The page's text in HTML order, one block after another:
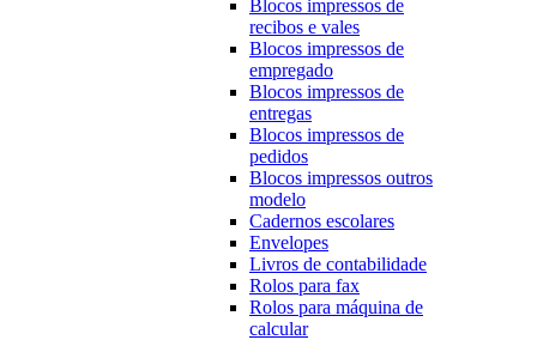
Blocos impressos de
recibos e vales
Blocos impressos de
empregado
Blocos impressos de
entregas
Blocos impressos de
pedidos
Blocos impressos outros
modelo
Cadernos escolares
Envelopes
Livros de contabilidade
Rolos para fax
Rolos para máquina de
calcular